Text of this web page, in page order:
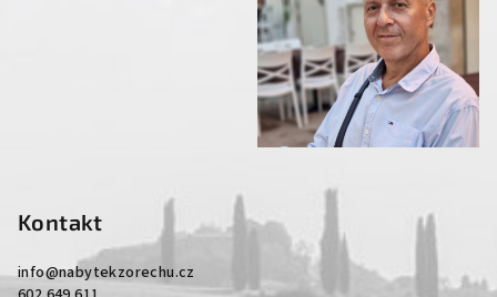
Kontakt
info@nabytekzorechu.cz